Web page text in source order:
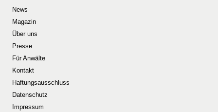
News
Magazin
Über uns
Presse
Für Anwälte
Kontakt
Haftungsausschluss
Datenschutz
Impressum